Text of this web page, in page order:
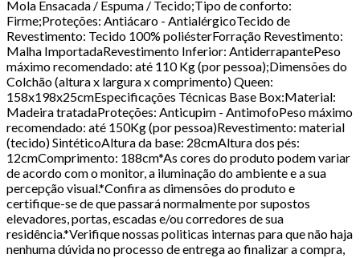
Mola Ensacada / Espuma / Tecido;Tipo de conforto:
Firme;Proteções: Antiácaro - AntialérgicoTecido de
Revestimento: Tecido 100% poliésterForração Revestimento:
Malha ImportadaRevestimento Inferior: AntiderrapantePeso
máximo recomendado: até 110 Kg (por pessoa);Dimensões do
Colchão (altura x largura x comprimento) Queen:
158x198x25cmEspecificações Técnicas Base Box:Material:
Madeira tratadaProteções: Anticupim - AntimofoPeso máximo
recomendado: até 150Kg (por pessoa)Revestimento: material
(tecido) SintéticoAltura da base: 28cmAltura dos pés:
12cmComprimento: 188cm*As cores do produto podem variar
de acordo com o monitor, a iluminação do ambiente e a sua
percepção visual.*Confira as dimensões do produto e
certifique-se de que passará normalmente por supostos
elevadores, portas, escadas e/ou corredores de sua
residência.*Verifique nossas politicas internas para que não haja
nenhuma dúvida no processo de entrega ao finalizar a compra,